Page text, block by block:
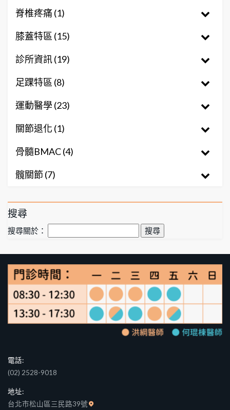
脊椎疼痛 (1)
膝蓋特區 (15)
診所資訊 (19)
足踝特區 (8)
運動醫學 (23)
關節退化 (1)
骨髓BMAC (4)
髖關節 (7)
搜尋
搜尋關於：
電話:
(02) 2528-9018
地址:
台北市松山區三民路39號